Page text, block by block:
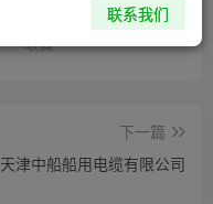
收藏
下一篇
天津中船船用电缆有限公司
联系我们